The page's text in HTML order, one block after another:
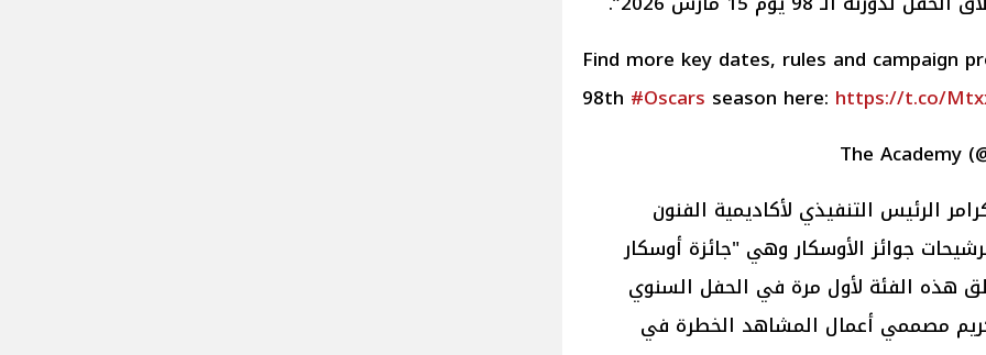
Find more key dates, rules and campaign
98th #Oscars season here: https://t.co/
الرئيس التنفيذي لأكاديمية الفنون
جوائز الأوسكار وهي "جائزة أوسكار
هذه الفئة لأول مرة في الحفل السنوي
في مارس عام 2028 لتكريم مصممي أعمال المشاهد الخطرة في